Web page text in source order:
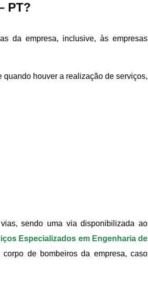
PT?
da empresa, inclusive, às empresas
houver a realização de serviços,
sendo uma via disponibilizada ao
Especializados em Engenharia de
de bombeiros da empresa, caso